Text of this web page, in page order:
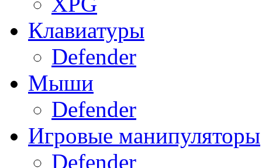
Клавиатуры
Defender
Мыши
Defender
Игровые манипуляторы
Defender